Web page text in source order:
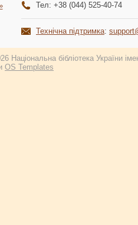
Тел: +38 (044) 525-40-74
Технічна підтримка:
Національна бібліотека України
OS Templates